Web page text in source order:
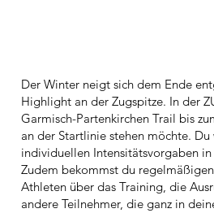
Der Winter neigt sich dem Ende
Highlight an der Zugspitze. In der
Garmisch-Partenkirchen Trail bis
an der Startlinie stehen möchte.
individuellen Intensitätsvorgaben
Zudem bekommst du
Athleten über das Training, die
andere Teilnehmer, die ganz in